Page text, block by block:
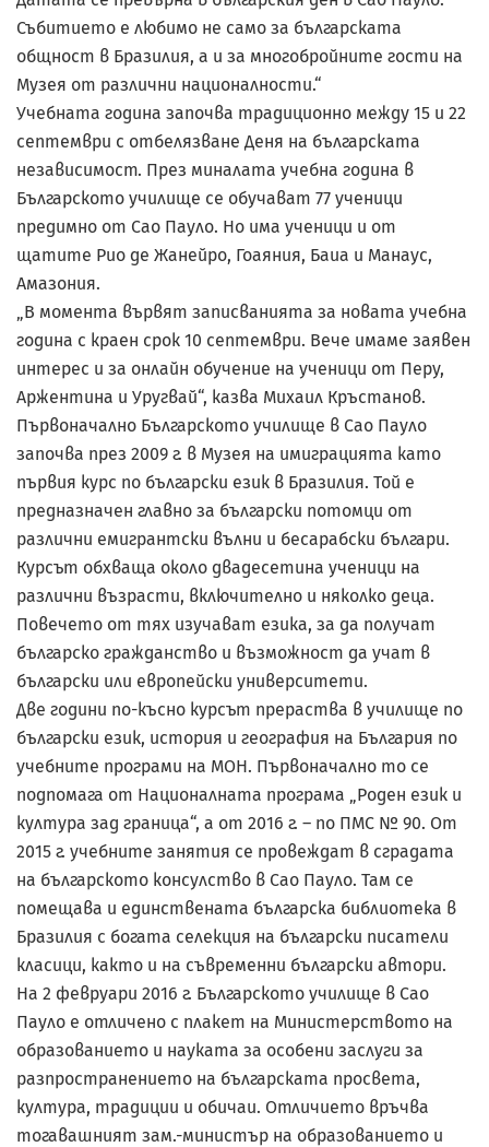
Събитието е любимо не само за българската
общност в Бразилия, а и за многобройните гости на
Музея от различни националности.“
Учебната година започва традиционно между 15 и 22
септември с отбелязване Деня на българската
независимост. През миналата учебна година в
Българското училище се обучават 77 ученици
предимно от Сао Пауло. Но има ученици и от
щатите Рио де Жанейро, Гоаяния, Баиа и Манаус,
Амазония.
„В момента вървят записванията за новата учебна
година с краен срок 10 септември. Вече имаме заявен
интерес и за онлайн обучение на ученици от Перу,
Аржентина и Уругвай“, казва Михаил Кръстанов.
Първоначално Българското училище в Сао Пауло
започва през 2009 г. в Музея на имиграцията като
първия курс по български език в Бразилия. Той е
предназначен главно за български потомци от
различни емигрантски вълни и бесарабски българи.
Курсът обхваща около двадесетина ученици на
различни възрасти, включително и няколко деца.
Повечето от тях изучават езика, за да получат
българско гражданство и възможност да учат в
български или европейски университети.
Две години по-късно курсът прераства в училище по
български език, история и география на България по
учебните програми на МОН. Първоначално то се
подпомага от Националната програма „Роден език и
култура зад граница“, а от 2016 г. – по ПМС № 90. От
2015 г. учебните занятия се провеждат в сградата
на българското консулство в Сао Пауло. Там се
помещава и единствената българска библиотека в
Бразилия с богата селекция на български писатели
класици, както и на съвременни български автори.
На 2 февруари 2016 г. Българското училище в Сао
Пауло е отличено с плакет на Министерството на
образованието и науката за особени заслуги за
разпространението на българската просвета,
култура, традиции и обичаи. Отличието връчва
тогавашният зам.-министър на образованието и